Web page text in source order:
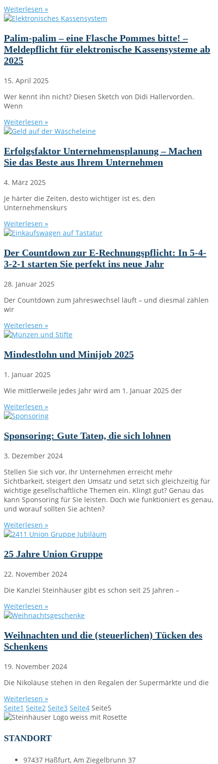
Weiterlesen »
Palim-palim – eine Flasche Pommes bitte! –
Meldepflicht für elektronische Kassensysteme ab
2025
15. April 2025
Wer kennt ihn nicht? Diesen Sketch von Didi Hallervorden.
Wenn
Weiterlesen »
Erfolgsfaktor Unternehmensplanung – Machen
Sie das Beste aus Ihrem Unternehmen
4. März 2025
Je härter die Zeiten, desto wichtiger ist es, den
Unternehmenskurs
Weiterlesen »
Der Countdown zur E-Rechnungspflicht: In 5-4-
3-2-1 starten Sie perfekt ins neue Jahr
28. Januar 2025
Der Countdown zum Jahreswechsel läuft – und diesmal zählen
wir
Weiterlesen »
Mindestlohn und Minijob 2025
1. Januar 2025
Wie mittlerweile jedes Jahr wird am 1. Januar 2025 der
Weiterlesen »
Sponsoring: Gute Taten, die sich lohnen
3. Dezember 2024
Stellen Sie sich vor, Ihr Unternehmen erreicht mehr
Sichtbarkeit, steigert den Umsatz und setzt sich gleichzeitig für
wichtige gesellschaftliche Themen ein. Klingt gut? Genau das
kann Sponsoring für Sie leisten. Doch wie funktioniert es genau,
und worauf sollten Sie achten?
Weiterlesen »
25 Jahre Union Gruppe
22. November 2024
Die Kanzlei Steinhäuser gibt es schon seit 25 Jahren –
Weiterlesen »
Weihnachten und die (steuerlichen) Tücken des
Schenkens
19. November 2024
Die Nikoläuse stehen in den Regalen der Supermärkte und die
Weiterlesen »
Seite1 Seite2 Seite3 Seite4 Seite5
STANDORT
97437 Haßfurt, Am Ziegelbrunn 37